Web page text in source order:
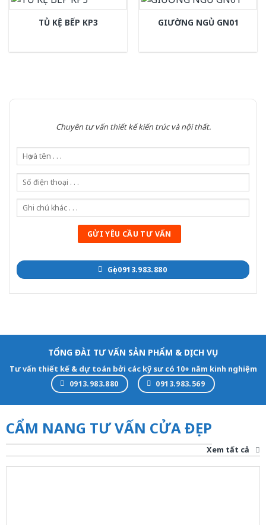
TỦ KỆ BẾP KP3 GIƯỜNG NGỦ GN01
Chuyên tư vấn thiết kế kiến trúc và nội thất.
Gọi 0913.983.880
TỔNG ĐÀI TƯ VẤN SẢN PHẨM & DỊCH VỤ
Tư vấn thiết kế & dự toán bởi các kỹ sư có 10+ năm kinh nghiệm
0913.983.880 0913.983.569
CẨM NANG TƯ VẤN CỬA ĐẸP
Xem tất cả